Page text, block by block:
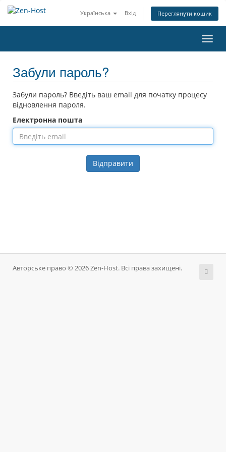
Українська Вхід Переглянути кошик
Забули пароль?
Забули пароль? Введіть ваш email для початку процесу
відновлення пароля.
Електронна пошта
Відправити
Авторське право © 2026 Zen-Host. Всі права захищені.